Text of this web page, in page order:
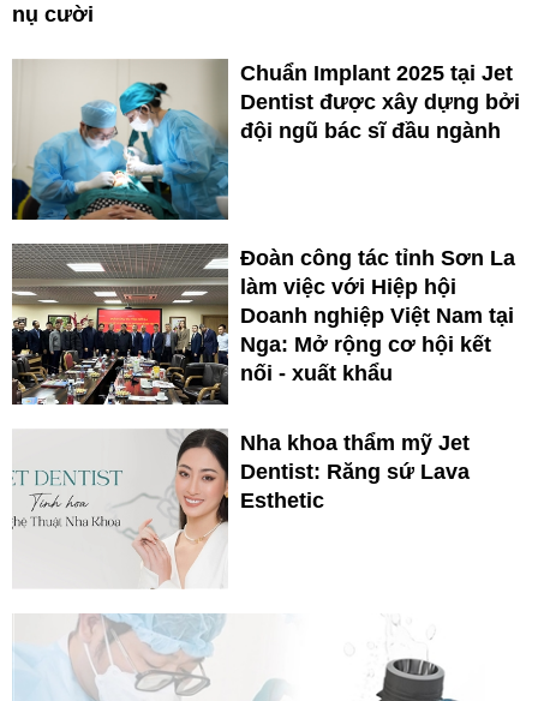
nụ cười
Chuẩn Implant 2025 tại Jet
Dentist được xây dựng bởi
đội ngũ bác sĩ đầu ngành
Đoàn công tác tỉnh Sơn La
làm việc với Hiệp hội
Doanh nghiệp Việt Nam tại
Nga: Mở rộng cơ hội kết
nối - xuất khẩu
Nha khoa thẩm mỹ Jet
Dentist: Răng sứ Lava
Esthetic